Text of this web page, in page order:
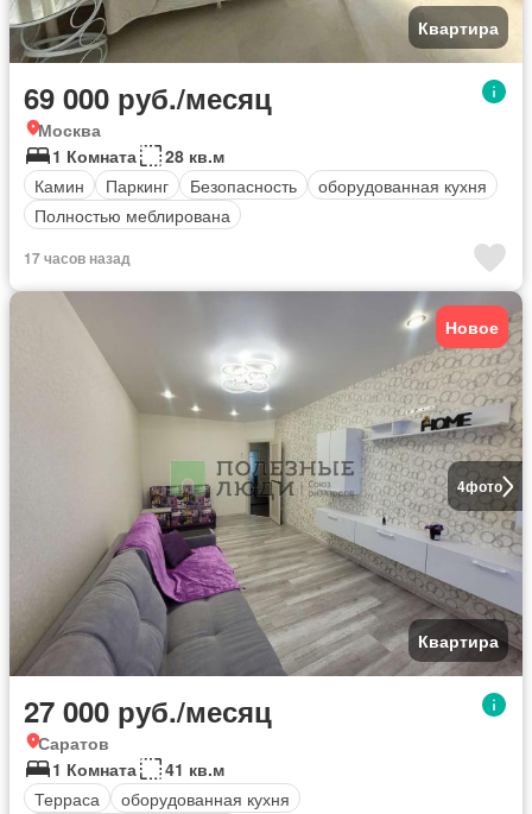
Квартира
69 000 руб./месяц
Москва
1 Комната
28 кв.м
Камин
Паркинг Безопасность
оборудованная кухня
Полностью меблирована
17 часов назад
4фото
Новое
Квартира
27 000 руб./месяц
Саратов
1 Комната
41 кв.м
Терраса
оборудованная кухня